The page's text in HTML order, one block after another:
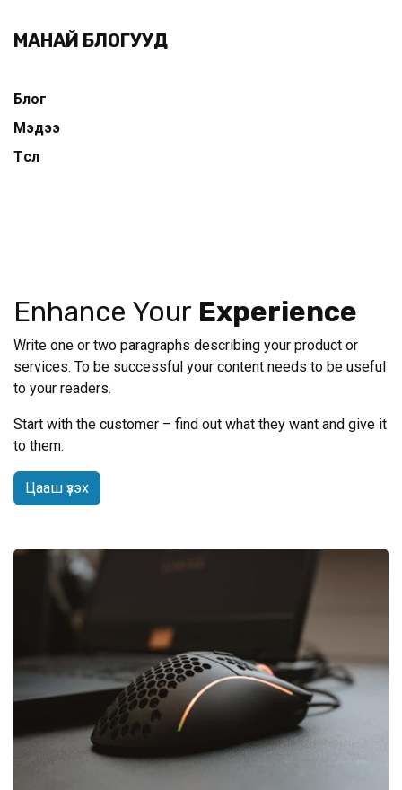
МАНАЙ БЛОГУУД
Блог
Мэдээ
Төсөл
Enhance Your Experience
Write one or two paragraphs describing your product or
services. To be successful your content needs to be useful
to your readers.
Start with the customer – find out what they want and give it
to them.
Цааш үзэх